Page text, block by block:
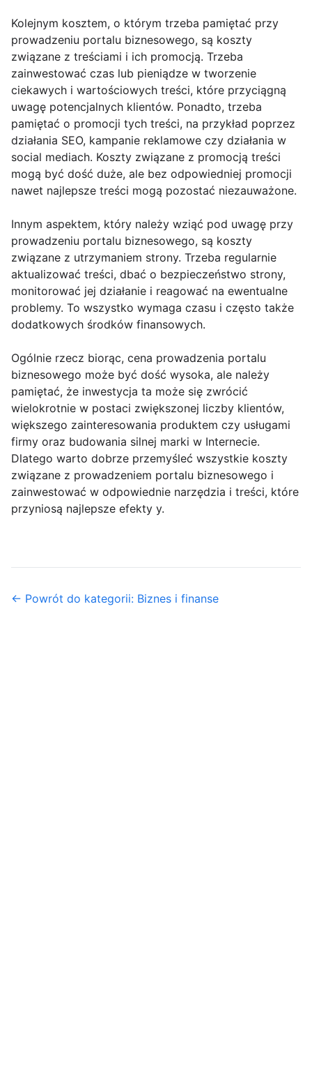
Kolejnym kosztem, o którym trzeba pamiętać przy
prowadzeniu portalu biznesowego, są koszty
związane z treściami i ich promocją. Trzeba
zainwestować czas lub pieniądze w tworzenie
ciekawych i wartościowych treści, które przyciągną
uwagę potencjalnych klientów. Ponadto, trzeba
pamiętać o promocji tych treści, na przykład poprzez
działania SEO, kampanie reklamowe czy działania w
social mediach. Koszty związane z promocją treści
mogą być dość duże, ale bez odpowiedniej promocji
nawet najlepsze treści mogą pozostać niezauważone.
Innym aspektem, który należy wziąć pod uwagę przy
prowadzeniu portalu biznesowego, są koszty
związane z utrzymaniem strony. Trzeba regularnie
aktualizować treści, dbać o bezpieczeństwo strony,
monitorować jej działanie i reagować na ewentualne
problemy. To wszystko wymaga czasu i często także
dodatkowych środków finansowych.
Ogólnie rzecz biorąc, cena prowadzenia portalu
biznesowego może być dość wysoka, ale należy
pamiętać, że inwestycja ta może się zwrócić
wielokrotnie w postaci zwiększonej liczby klientów,
większego zainteresowania produktem czy usługami
firmy oraz budowania silnej marki w Internecie.
Dlatego warto dobrze przemyśleć wszystkie koszty
związane z prowadzeniem portalu biznesowego i
zainwestować w odpowiednie narzędzia i treści, które
przyniosą najlepsze efekty y.
← Powrót do kategorii: Biznes i finanse